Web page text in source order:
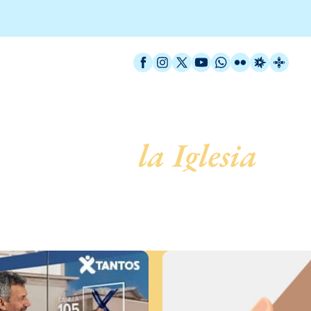
Facebook
Instagram
X / Twitter
YouTube
WhatsApp
FlickrRadio
la Iglesia